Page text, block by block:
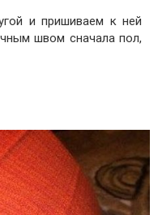
и пришиваем к ней
швом сначала пол,